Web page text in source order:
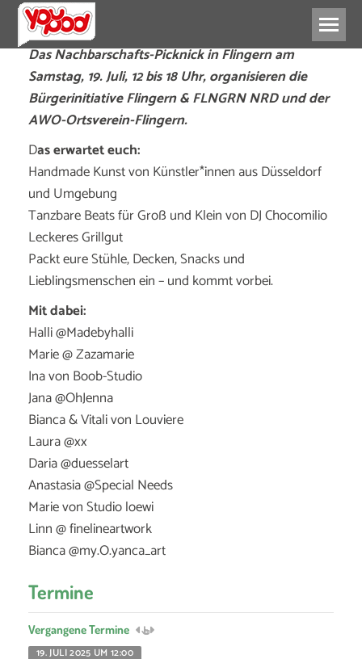
Das Nachbarschafts-Picknick in Flingern am
Samstag, 19. Juli, 12 bis 18 Uhr, organisieren die
Bürgerinitiative Flingern & FLNGRN NRD und der
AWO-Ortsverein-Flingern.
Das erwartet euch:
Handmade Kunst von Künstler*innen aus Düsseldorf
und Umgebung
Tanzbare Beats für Groß und Klein von DJ Chocomilio
Leckeres Grillgut
Packt eure Stühle, Decken, Snacks und
Lieblingsmenschen ein – und kommt vorbei.
Mit dabei:
Halli @Madebyhalli
Marie @ Zazamarie
Ina von Boob-Studio
Jana @OhJenna
Bianca & Vitali von Louviere
Laura @xx
Daria @duesselart
Anastasia @Special Needs
Marie von Studio loewi
Linn @ finelineartwork
Bianca @my.O.yanca_art
Termine
Vergangene Termine
19. JULI 2025 UM 12:00